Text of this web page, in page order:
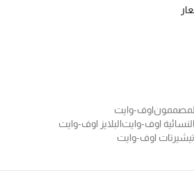
اوف-وايت
اوف-وايتالبلايز اوف-وايت
تيشيرتات اوف-وايت